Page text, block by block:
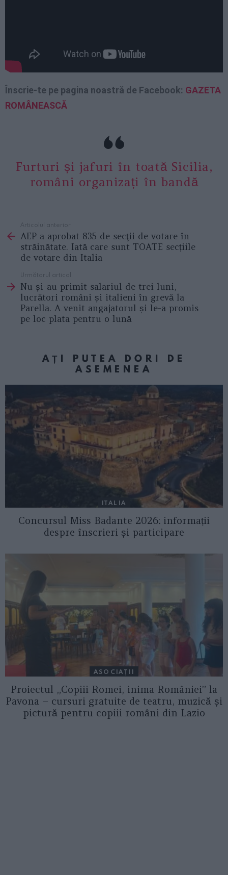
Înscrie-te pe pagina noastră de Facebook: GAZETA
ROMÂNEASCĂ
Furturi și jafuri în toată Sicilia,
români organizați în bandă
more
Articolul anterior
AEP a aprobat 835 de secţii de votare în
străinătate. Iată care sunt TOATE secțiile
de votare din Italia
Următorul articol
Nu și-au primit salariul de trei luni,
lucrători români și italieni în grevă la
Parella. A venit angajatorul și le-a promis
pe loc plata pentru o lună
AȚI PUTEA DORI DE
ASEMENEA
ITALIA
Concursul Miss Badante 2026: informații
despre înscrieri și participare
ASOCIAŢII
Proiectul „Copiii Romei, inima României” la
Pavona – cursuri gratuite de teatru, muzică și
pictură pentru copiii români din Lazio